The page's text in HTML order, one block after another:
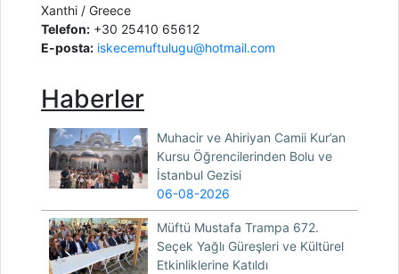
Xanthi / Greece
Telefon: +30 25410 65612
E-posta: iskecemuftulugu@hotmail.com
Haberler
Muhacir ve Ahiriyan Camii Kur’an
Kursu Öğrencilerinden Bolu ve
İstanbul Gezisi
06-08-2026
Müftü Mustafa Trampa 672.
Seçek Yağlı Güreşleri ve Kültürel
Etkinliklerine Katıldı